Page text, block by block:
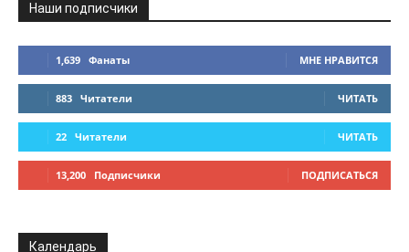
Наши подписчики
1,639 Фанаты МНЕ НРАВИТСЯ
883 Читатели ЧИТАТЬ
22 Читатели ЧИТАТЬ
13,200 Подписчики ПОДПИСАТЬСЯ
Календарь